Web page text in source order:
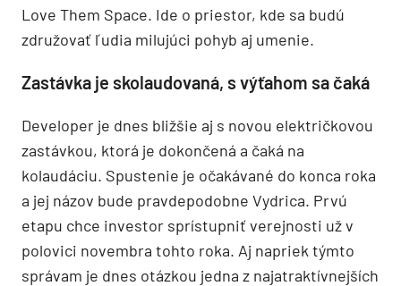
Love Them Space. Ide o priestor, kde sa budú
združovať ľudia milujúci pohyb aj umenie.
Zastávka je skolaudovaná, s výťahom sa čaká
Developer je dnes bližšie aj s novou električkovou
zastávkou, ktorá je dokončená a čaká na
kolaudáciu. Spustenie je očakávané do konca roka
a jej názov bude pravdepodobne Vydrica. Prvú
etapu chce investor sprístupniť verejnosti už v
polovici novembra tohto roka. Aj napriek týmto
správam je dnes otázkou jedna z najatraktívnejších